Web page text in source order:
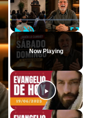
PlayUnmute Fullscreen
Now Playing